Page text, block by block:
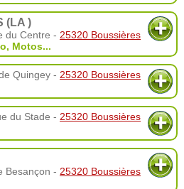
(LA )
du Centre - 25320 Boussières
, Motos...
Quingey - 25320 Boussières
du Stade - 25320 Boussières
Besançon - 25320 Boussières